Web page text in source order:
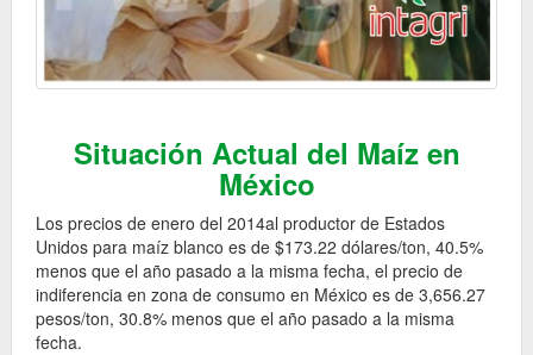
Situación Actual del Maíz en
México
Los precios de enero del 2014al productor de Estados
Unidos para maíz blanco es de $173.22 dólares/ton, 40.5%
menos que el año pasado a la misma fecha, el precio de
indiferencia en zona de consumo en México es de 3,656.27
pesos/ton, 30.8% menos que el año pasado a la misma
fecha.